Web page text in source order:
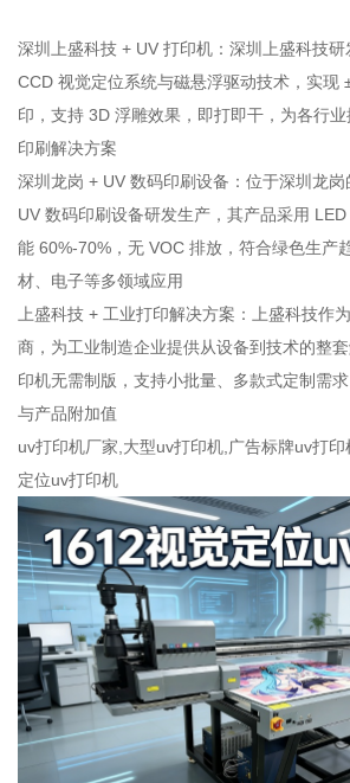
深圳上盛科技 + UV 打印机：深圳上盛科技
CCD 视觉定位系统与磁悬浮驱动技术，实现
印，支持 3D 浮雕效果，即打即干，为各行
印刷解决方案
深圳龙岗 + UV 数码印刷设备：位于深圳龙
UV 数码印刷设备研发生产，其产品采用
能 60%-70%，无 VOC 排放，符合绿色生产
材、电子等多领域应用
上盛科技 + 工业打印解决方案：上盛科技作
商，为工业制造企业提供从设备到技术的整
印机无需制版，支持小批量、多款式定制需
与产品附加值
uv打印机厂家,大型uv打印机,广告标牌uv打
定位uv打印机